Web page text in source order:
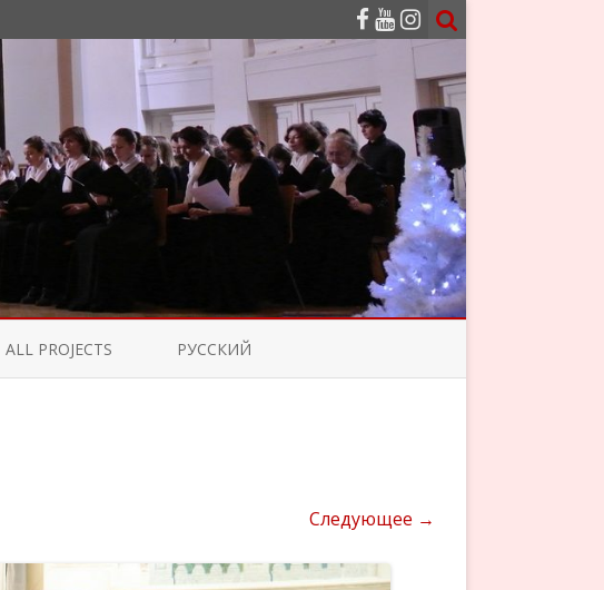
ALL PROJECTS РУССКИЙ
Следующее →